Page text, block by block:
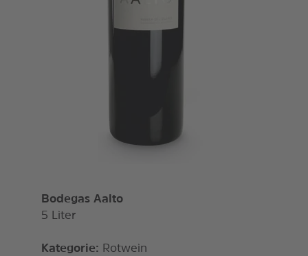
Bodegas Aalto
5 Liter
Kategorie: Rotwein